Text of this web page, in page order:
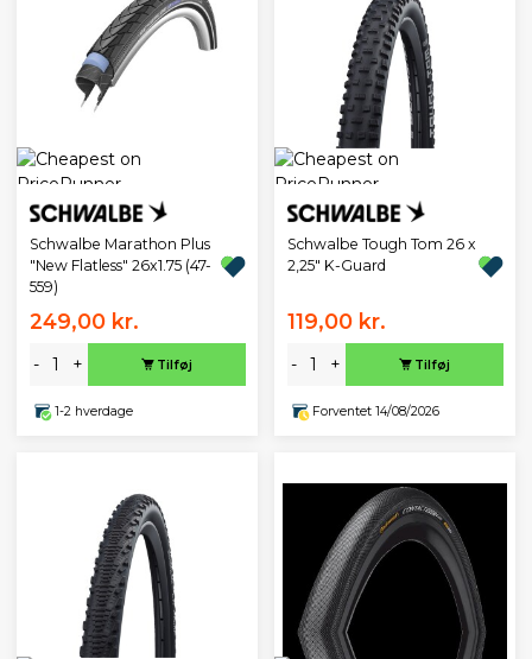
Schwalbe Marathon Plus
"New Flatless" 26x1.75 (47-
559)
249,00 kr.
- + Tilføj
1-2 hverdage
Schwalbe Tough Tom 26 x
2,25" K-Guard
119,00 kr.
- + Tilføj
Forventet 14/08/2026